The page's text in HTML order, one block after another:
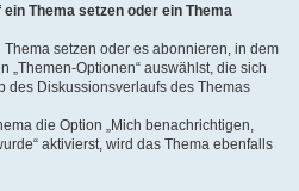
Thema setzen oder ein Thema
setzen oder es abonnieren, in dem
„Themen-Optionen“ auswählst, die sich
des Diskussionsverlaufs des Themas
die Option „Mich benachrichtigen,
aktivierst, wird das Thema ebenfalls